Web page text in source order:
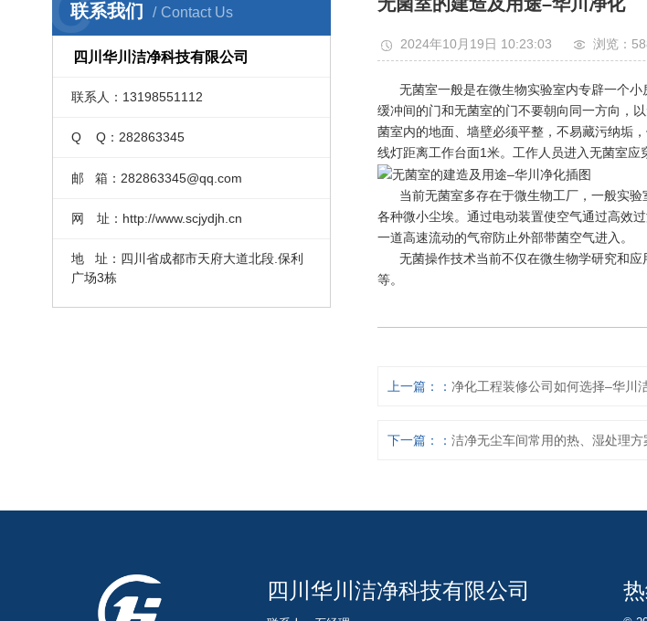
联系我们 Contact Us
四川华川洁净科技有限公司
联系人：13198551112
Q Q：282863345
邮 箱：282863345@qq.com
网 址：http://www.scjydjh.cn
地 址：四川省成都市天府大道北段.保利
广场3栋
2024年10月19日 10:23:03 浏览：
无菌室一般是在微生物实验室内专辟一个小
缓冲间的门和无菌室的门不要朝向同一方向，
菌室内的地面、墙壁必须平整，不易藏污纳垢
线灯距离工作台面1米。工作人员进入无菌室应
当前无菌室多存在于微生物工厂，一般实验
各种微小尘埃。通过电动装置使空气通过高效
一道高速流动的气帘防止外部带菌空气进入。
无菌操作技术当前不仅在微生物学研究和应
等。
上一篇： 净化工程装修公司如何选择–华川
下一篇： 洁净无尘车间常用的热、湿处理
四川华川洁净科技有限公司